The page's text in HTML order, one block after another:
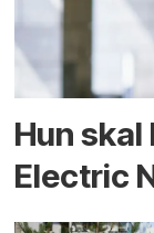
Hun
Electric